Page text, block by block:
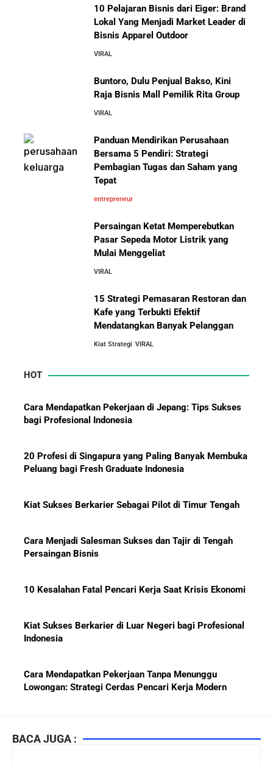
10 Fakta Unik Tentang On Cloud:
Sepatu yang Sedang Viral di Asia
Mengenal Onitsuka Tiger: 8 Fakta
Menarik di Balik Sepatu Ikonik
Asal Jepang
10 Pelajaran Bisnis dari Eiger:
Brand Lokal Yang Menjadi Market
Rahasia Sukses Starbucks: Strategi Branding dan
Pengalaman Pelanggan yang Bisa Kamu Tiru
5 Cara Aman Pindah Kuadran dari Karyawan ke
Lengkap untuk Pemula
5 Alasan Kenapa Bekerja di Perusahaan Orang Lain
Sebelum Memulai Usaha Sendiri Adalah Langkah
5 Alasan Kenapa Kamu Harus Bekerja di Perusahaan
Orang Lain Sebelum Bikin Bisnis Sendiri
Jurus-Jurus Bisnis UMKM Agar Bertahan Saat Krisis
Ekonomi dan Penjualan Turun
Mengapa Orang Kaya Justru Menambah Aset Saat
10 Pelajaran Bisnis dari Eiger: Brand
Lokal Yang Menjadi Market Leader di
Bisnis Apparel Outdoor
VIRAL
Buntoro, Dulu Penjual Bakso, Kini
Raja Bisnis Mall Pemilik Rita Group
VIRAL
Panduan Mendirikan Perusahaan
Bersama 5 Pendiri: Strategi
Pembagian Tugas dan Saham yang
Tepat
entrepreneur
Persaingan Ketat Memperebutkan
Pasar Sepeda Motor Listrik yang
Mulai Menggeliat
VIRAL
15 Strategi Pemasaran Restoran dan
Kafe yang Terbukti Efektif
Mendatangkan Banyak Pelanggan
Kiat Strategi VIRAL
HOT
Cara Mendapatkan Pekerjaan di Jepang: Tips Sukses
bagi Profesional Indonesia
20 Profesi di Singapura yang Paling Banyak Membuka
Peluang bagi Fresh Graduate Indonesia
Kiat Sukses Berkarier Sebagai Pilot di Timur Tengah
Cara Menjadi Salesman Sukses dan Tajir di Tengah
Persaingan Bisnis
10 Kesalahan Fatal Pencari Kerja Saat Krisis Ekonomi
Kiat Sukses Berkarier di Luar Negeri bagi Profesional
Indonesia
Cara Mendapatkan Pekerjaan Tanpa Menunggu
Lowongan: Strategi Cerdas Pencari Kerja Modern
bagi Fresh Graduate
BACA JUGA :